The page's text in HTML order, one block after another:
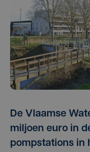
De Vlaamse
miljoen euro in
pompstations in